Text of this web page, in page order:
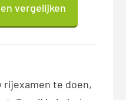
vergelijken
te doen,